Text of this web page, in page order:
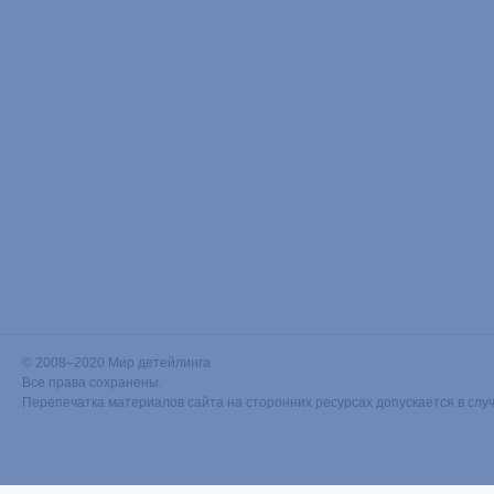
© 2008–2020 Мир детейлинга
Все права сохранены.
Перепечатка материалов сайта на сторонних ресурсах допускается в